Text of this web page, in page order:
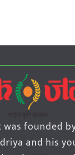
was founded
and his